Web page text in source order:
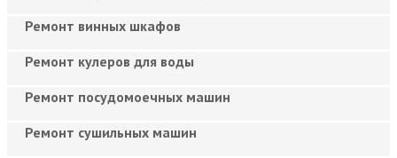
Ремонт винных шкафов
Ремонт кулеров для воды
Ремонт посудомоечных машин
Ремонт сушильных машин